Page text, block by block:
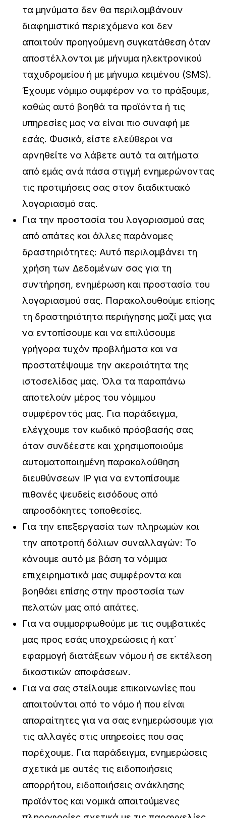
τα μηνύματα δεν θα περιλαμβάνουν
διαφημιστικό περιεχόμενο και δεν
απαιτούν προηγούμενη συγκατάθεση όταν
αποστέλλονται με μήνυμα ηλεκτρονικού
ταχυδρομείου ή με μήνυμα κειμένου (SMS).
Έχουμε νόμιμο συμφέρον να το πράξουμε,
καθώς αυτό βοηθά τα προϊόντα ή τις
υπηρεσίες μας να είναι πιο συναφή με
εσάς. Φυσικά, είστε ελεύθεροι να
αρνηθείτε να λάβετε αυτά τα αιτήματα
από εμάς ανά πάσα στιγμή ενημερώνοντας
τις προτιμήσεις σας στον διαδικτυακό
λογαριασμό σας.
Για την προστασία του λογαριασμού σας
από απάτες και άλλες παράνομες
δραστηριότητες: Αυτό περιλαμβάνει τη
χρήση των Δεδομένων σας για τη
συντήρηση, ενημέρωση και προστασία του
λογαριασμού σας. Παρακολουθούμε επίσης
τη δραστηριότητα περιήγησης μαζί μας για
να εντοπίσουμε και να επιλύσουμε
γρήγορα τυχόν προβλήματα και να
προστατέψουμε την ακεραιότητα της
ιστοσελίδας μας. Όλα τα παραπάνω
αποτελούν μέρος του νόμιμου
συμφέροντός μας. Για παράδειγμα,
ελέγχουμε τον κωδικό πρόσβασής σας
όταν συνδέεστε και χρησιμοποιούμε
αυτοματοποιημένη παρακολούθηση
διευθύνσεων IP για να εντοπίσουμε
πιθανές ψευδείς εισόδους από
απροσδόκητες τοποθεσίες.
Για την επεξεργασία των πληρωμών και
την αποτροπή δόλιων συναλλαγών: Το
κάνουμε αυτό με βάση τα νόμιμα
επιχειρηματικά μας συμφέροντα και
βοηθάει επίσης στην προστασία των
πελατών μας από απάτες.
Για να συμμορφωθούμε με τις συμβατικές
μας προς εσάς υποχρεώσεις ή κατ΄
εφαρμογή διατάξεων νόμου ή σε εκτέλεση
δικαστικών αποφάσεων.
Για να σας στείλουμε επικοινωνίες που
απαιτούνται από το νόμο ή που είναι
απαραίτητες για να σας ενημερώσουμε για
τις αλλαγές στις υπηρεσίες που σας
παρέχουμε. Για παράδειγμα, ενημερώσεις
σχετικά με αυτές τις ειδοποιήσεις
απορρήτου, ειδοποιήσεις ανάκλησης
προϊόντος και νομικά απαιτούμενες